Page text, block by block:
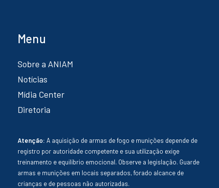
Menu
Sobre a ANIAM
Notícias
Mídia Center
Diretoria
Atenção: A aquisição de armas de fogo e munições depende de
registro por autoridade competente e sua utilização exige
treinamento e equilíbrio emocional. Observe a legislação. Guarde
armas e munições em locais separados, forado alcance de
crianças e de pessoas não autorizadas.